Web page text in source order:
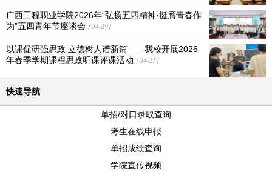
广西工程职业学院2026年“弘扬五四精神·挺膺青春作
为”五四青年节座谈会 [04-29]
以课促研强思政 立德树人谱新篇——我校开展2026
年春季学期课程思政听课评课活动 [04-25]
快速导航
单招/对口录取查询
考生在线申报
单招成绩查询
学院宣传视频